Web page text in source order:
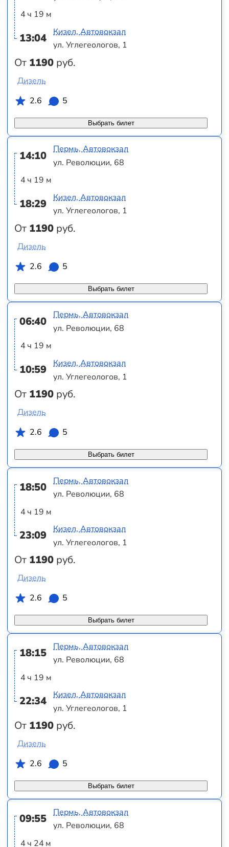
4 ч 19 м
13:04
От 1190 руб.
Кизел, Автовокзал
ул. Углегеологов, 1
Выбрать билет
Дизель
2.6
5
14:10
4 ч 19 м
18:29
От 1190 руб.
Пермь, Автовокзал
ул. Революции, 68
Кизел, Автовокзал
ул. Углегеологов, 1
Выбрать билет
Дизель
2.6
5
06:40
4 ч 19 м
10:59
От 1190 руб.
Пермь, Автовокзал
ул. Революции, 68
Кизел, Автовокзал
ул. Углегеологов, 1
Выбрать билет
Дизель
2.6
5
18:50
4 ч 19 м
23:09
От 1190 руб.
Пермь, Автовокзал
ул. Революции, 68
Кизел, Автовокзал
ул. Углегеологов, 1
Выбрать билет
Дизель
2.6
5
18:15
4 ч 19 м
22:34
От 1190 руб.
Пермь, Автовокзал
ул. Революции, 68
Кизел, Автовокзал
ул. Углегеологов, 1
Выбрать билет
Дизель
2.6
5
09:55
4 ч 24 м
Пермь, Автовокзал
ул. Революции, 68